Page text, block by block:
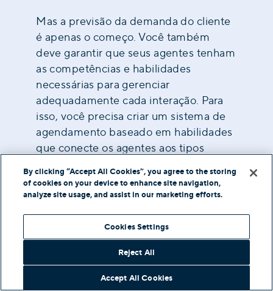
Mas a previsão da demanda do cliente
é apenas o começo. Você também
deve garantir que seus agentes tenham
as competências e habilidades
necessárias para gerenciar
adequadamente cada interação. Para
isso, você precisa criar um sistema de
agendamento baseado em habilidades
que conecte os agentes aos tipos
certos de solicitações com base em
suas competências. Com isso, você
pode reduzir as taxas de transferência,
diminuir o tempo de atendimento e
maximizar a resolução no primeiro
contato.
Por fim, o gerenciamento bem-
By clicking “Accept All Cookies”, you agree to the storing
of cookies on your device to enhance site navigation,
analyze site usage, and assist in our marketing efforts.
Cookies Settings
Reject All
Accept All Cookies